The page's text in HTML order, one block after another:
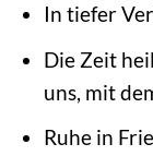
In tiefer
Die Zeit
uns, mit
Ruhe in